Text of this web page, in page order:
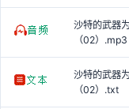
沙特的武器
（02）.mp3
沙特的武器
（02）.txt